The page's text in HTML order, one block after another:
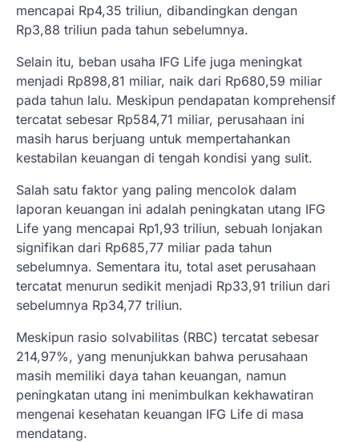
mencapai Rp4,35 triliun, dibandingkan dengan
Rp3,88 triliun pada tahun sebelumnya.
Selain itu, beban usaha IFG Life juga meningkat
menjadi Rp898,81 miliar, naik dari Rp680,59 miliar
pada tahun lalu. Meskipun pendapatan komprehensif
tercatat sebesar Rp584,71 miliar, perusahaan ini
masih harus berjuang untuk mempertahankan
kestabilan keuangan di tengah kondisi yang sulit.
Salah satu faktor yang paling mencolok dalam
laporan keuangan ini adalah peningkatan utang IFG
Life yang mencapai Rp1,93 triliun, sebuah lonjakan
signifikan dari Rp685,77 miliar pada tahun
sebelumnya. Sementara itu, total aset perusahaan
tercatat menurun sedikit menjadi Rp33,91 triliun dari
sebelumnya Rp34,77 triliun.
Meskipun rasio solvabilitas (RBC) tercatat sebesar
214,97%, yang menunjukkan bahwa perusahaan
masih memiliki daya tahan keuangan, namun
peningkatan utang ini menimbulkan kekhawatiran
mengenai kesehatan keuangan IFG Life di masa
mendatang.